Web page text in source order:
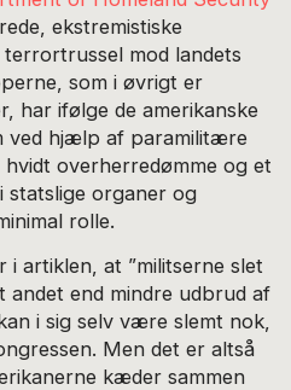
ekstremistiske
mod landets
som i øvrigt er
har ifølge de amerikanske
ved hjælp af paramilitære
overherredømme og et
statslige organer og
rolle.
i artiklen, at ”militserne slet
andet end mindre udbrud af
i sig selv være slemt nok,
Men det er altså
kæder sammen